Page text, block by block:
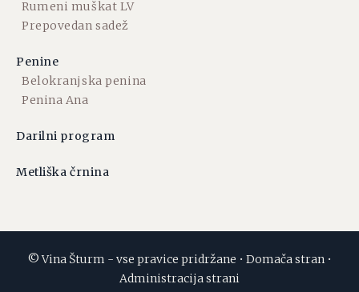
Rumeni muškat LV
Prepovedan sadež
Penine
Belokranjska penina
Penina Ana
Darilni program
Metliška črnina
© Vina Šturm - vse pravice pridržane • Domača stran •
Administracija strani